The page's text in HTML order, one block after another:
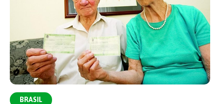
BRASIL